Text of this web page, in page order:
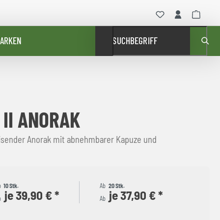
SUCHBEGRIFF
ANORAK
Anorak mit abnehmbarer Kapuze und
10 Stk.
je 39,90 € *
Ab 20 Stk.
Ab je 37,90 € *